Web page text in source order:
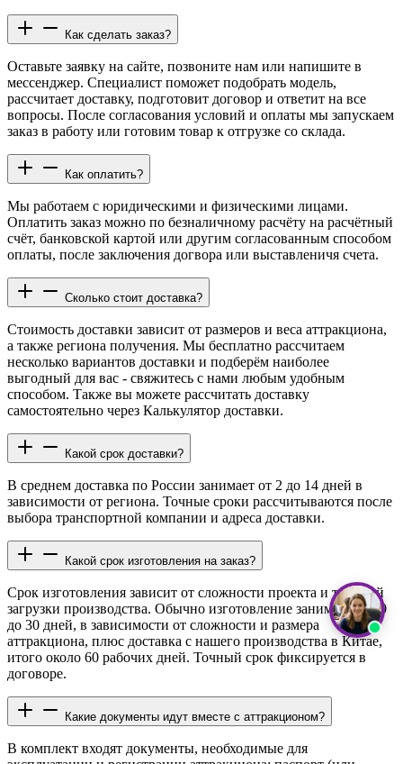
Как сделать заказ?
Оставьте заявку на сайте, позвоните нам или напишите в
мессенджер. Специалист поможет подобрать модель,
рассчитает доставку, подготовит договор и ответит на все
вопросы. После согласования условий и оплаты мы запускаем
заказ в работу или готовим товар к отгрузке со склада.
Как оплатить?
Мы работаем с юридическими и физическими лицами.
Оплатить заказ можно по безналичному расчёту на расчётный
счёт, банковской картой или другим согласованным способом
оплаты, после заключения догвора или выставленичя счета.
Сколько стоит доставка?
Стоимость доставки зависит от размеров и веса аттракциона,
а также региона получения. Мы бесплатно рассчитаем
несколько вариантов доставки и подберём наиболее
выгодный для вас - свяжитесь с нами любым удобным
способом. Также вы можете рассчитать доставку
самостоятельно через Калькулятор доставки.
Какой срок доставки?
В среднем доставка по России занимает от 2 до 14 дней в
зависимости от региона. Точные сроки рассчитываются после
выбора транспортной компании и адреса доставки.
Какой срок изготовления на заказ?
Срок изготовления зависит от сложности проекта и текущей
загрузки производства. Обычно изготовление занимает от 10
до 30 дней, в зависимости от сложности и размера
аттракциона, плюс доставка с нашего производства в Китае,
итого около 60 рабочих дней. Точный срок фиксируется в
договоре.
Какие документы идут вместе с аттракционом?
В комплект входят документы, необходимые для